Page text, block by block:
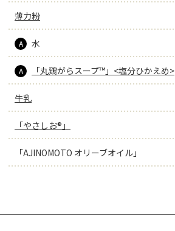
薄力粉
A 水
A 「丸鶏がらスープ™」<塩分ひかえめ>
牛乳
「やさしお®」
「AJINOMOTO オリーブオイル」